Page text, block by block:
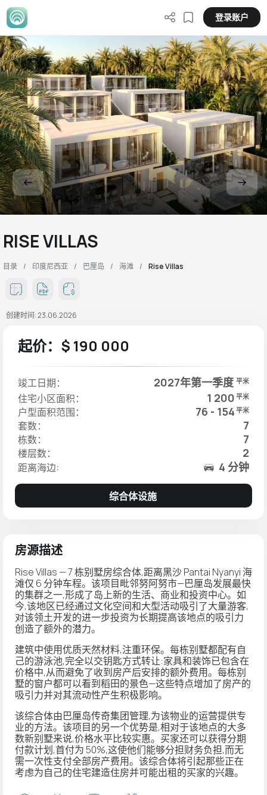
登录账户
RISE VILLAS
目录 印度尼西亚 巴厘岛 海滩 Rise Villas
创建时间: 23.06.2026
房源描述
Rise Villas — 7 栋别墅房综合体,距离黑沙 Pantai Nyanyi 海
滩仅 6 分钟车程。该项目毗邻努阿努市—巴厘岛发展最快
的集群之一,形成了岛上新的生活、商业和投资中心。如
今,该地区已经通过文化空间和大型活动吸引了大量游客,
对该领土开发的进一步投资为长期提高该地点的吸引力
创造了额外的潜力。
建筑中使用优质天然材料,注重环保。每栋别墅都配有自
己的游泳池,完全以交钥匙方式转让:家具和装饰已包含在
价格中,从而避免了收到房产后安排的额外费用。每栋别
墅的窗户都可以看到稻田的景色—这些特点增加了房产的
吸引力并对其流动性产生积极影响。
该综合体由巴厘岛传奇集团管理,为该物业的运营提供专
业的方法。该项目的另一个优势是,相对于该地点的大多
数新别墅来说,价格水平比较实惠。买家还可以获得分期
付款计划,首付为 50%,这使他们能够分担财务负担,而无
需一次性支付全部房产费用。该综合体将引起那些正在
考虑为自己的住宅建造住房并可能出租的买家的兴趣。
起价：$ 190 000
竣工日期： 2027年第一季度 平米
住宅小区面积： 1 200 平米
户型面积范围： 76 - 154 平米
套数： 7
栋数： 7
楼层数： 2
距离海边: 4 分钟
综合体设施